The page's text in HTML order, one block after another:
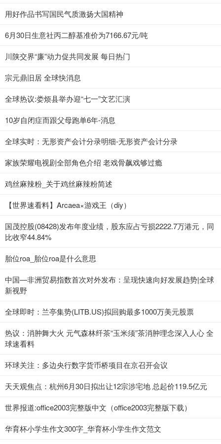
用好作品书写国民气质激扬大国精神
6月30日生意社丙二醇基准价为7166.67元/吨
川陕交界“廉”动力促共同发展 每日热门
宗元鼎旧居 全球快消息
全球热议:娄烦县举办迎“七一”文艺汇演
10岁自闭症而跟父母跑单6年-消息
全球实时：无形资产会计分录明细-无形资产会计分录
家族荣耀电视剧全部角色介绍 老戏骨飙戏够过瘾
鸡丝麻辣粉_关于鸡丝麻辣粉简述
【世界速看料】Arcaea×游戏王（diy）
国茂控股(08428)发布年度业绩，股东应占亏损2222.7万港元，同
比收窄44.84%
胎位roa_胎位roa是什么意思
中国—非洲贸易指数首次对外发布：呈现快速向好发展趋势|全球
新视野
全球即时：兰亭集势(LITB.US)拟回购最多1000万美元股票
热议：消肿舞大火 元气森林纤茶“玉米须”茶消肿理念深入人心 全
球速看料
环球关注：多边央行数字货币桥项目在京召开会议
天天观焦点：杭州6月30日拟出让12宗涉宅地 总起价119.5亿元
世界报道:office2003完整版中文（office2003完整版下载）
华育杯小学生作文300字_华育杯小学生作文范文